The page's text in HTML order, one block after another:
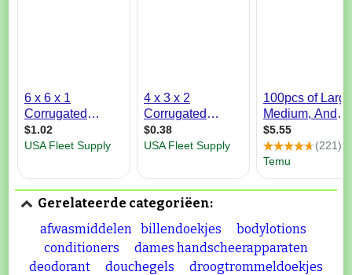
Gerelateerde categoriëen:
afwasmiddelen
billendoekjes
bodylotions
conditioners
dames handscheerapparaten
deodorant
douchegels
droogtrommeldoekjes